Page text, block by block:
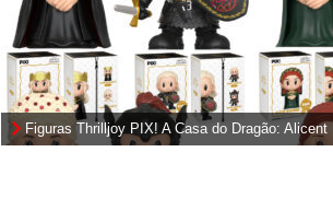
Figuras Thrilljoy PIX! A Casa do Dragão: Alicent
Hightower, Rhaenyra e Daemon Targaryen